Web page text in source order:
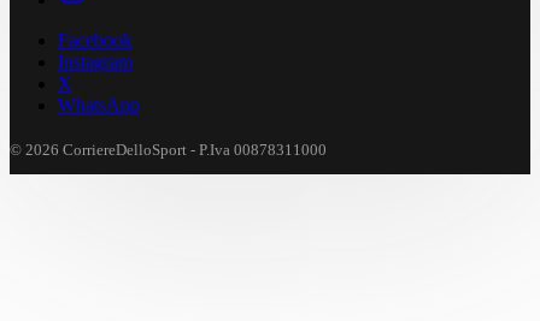
Facebook
Instagram
X
WhatsApp
© 2026 CorriereDelloSport - P.Iva 00878311000